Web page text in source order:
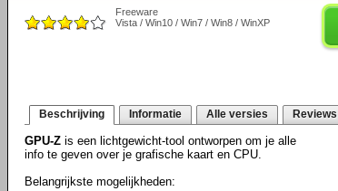
Freeware
Vista / Win10 / Win7 / Win8 / WinXP
Beschrijving Informatie Alle versies Reviews
GPU-Z is een lichtgewicht-tool ontworpen om je alle
info te geven over je grafische kaart en CPU.
Belangrijkste mogelijkheden: